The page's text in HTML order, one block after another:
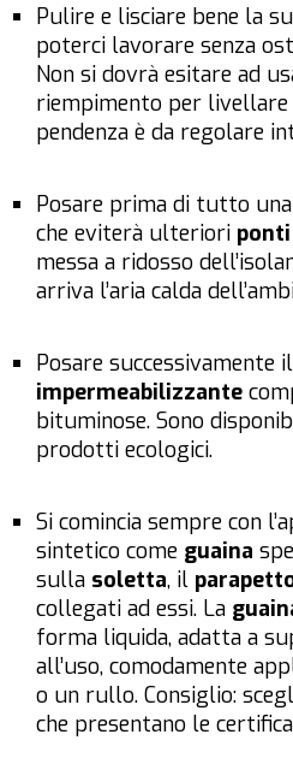
Pulire e lisciare bene la
poterci lavorare senza
Non si dovrà esitare ad
riempimento per livellare
pendenza è da regolare
Posare prima di tutto una
che eviterà ulteriori
messa a ridosso
arriva l’aria calda
Posare successivamente il
impermeabilizzante
bituminose. Sono
prodotti ecologici.
Si comincia sempre con
sintetico come guaina
sulla soletta, il
collegati ad essi. La
forma liquida, adatta a
all’uso, comodamente
o un rullo. Consiglio:
che presentano le